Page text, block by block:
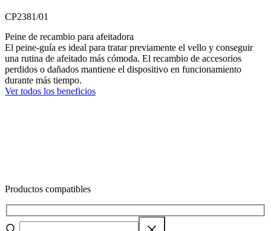
CP2381/01
Peine de recambio para afeitadora
El peine-guía es ideal para tratar previamente el vello y conseguir
una rutina de afeitado más cómoda. El recambio de accesorios
perdidos o dañados mantiene el dispositivo en funcionamiento
durante más tiempo.
Ver todos los beneficios
Productos compatibles